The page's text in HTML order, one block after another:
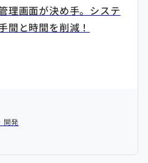
理画面が決め手。システ
間と時間を削減！
開発